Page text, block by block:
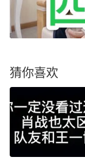
猜你喜欢